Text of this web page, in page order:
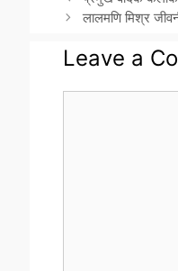
लालमणि मिश्र
Leave a